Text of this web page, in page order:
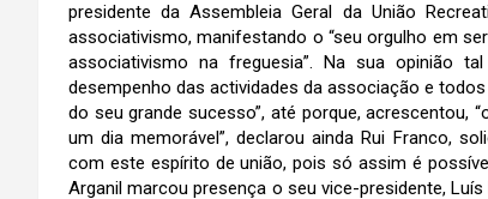
presidente da Assembleia Geral da União
associativismo, manifestando o “seu orgulho em
associativismo na freguesia”. Na sua opinião
desempenho das actividades da associação e
do seu grande sucesso”, até porque, acrescentou,
um dia memorável”, declarou ainda Rui Franco,
com este espírito de união, pois só assim é
Arganil marcou presença o seu vice-presidente,